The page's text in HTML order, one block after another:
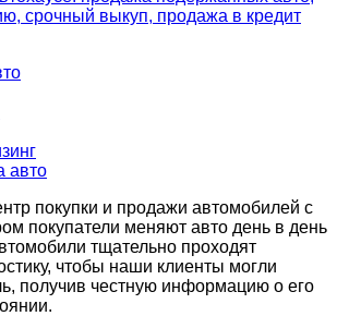
авто
покупки и продажи автомобилей с
покупатели меняют авто день в день
тщательно проходят
чтобы наши клиенты могли
получив честную информацию о его